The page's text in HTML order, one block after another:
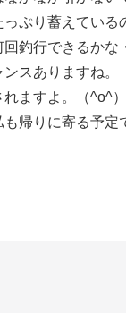
ぷり蓄えている
釣行できるかな
スありますね。
ますよ。（^o^）
帰りに寄る予定